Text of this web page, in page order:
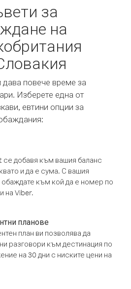
за
на
повече време за
Изберете една от
евтини опции за
се добавя към вашия баланс
и да е сума. С вашия
към кой да е номер по
на Viber.
планове
план ви позволява да
разговори към дестинация по
на 30 дни с ниските цени на